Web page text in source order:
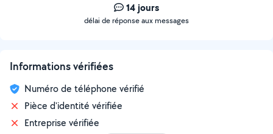
14 jours
délai de réponse aux messages
Informations vérifiées
Numéro de téléphone vérifié
Pièce d'identité vérifiée
Entreprise vérifiée